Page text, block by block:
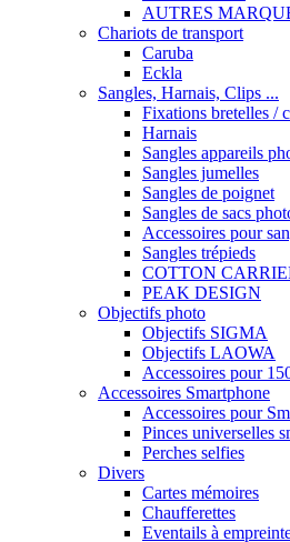
AUTRES
Chariots de transport
Caruba
Eckla
Sangles, Harnais, Clips ...
Fixations bretelles /
Harnais
Sangles appareils
Sangles jumelles
Sangles de poignet
Sangles de sacs
Accessoires pour
Sangles trépieds
COTTON
PEAK DESIGN
Objectifs photo
Objectifs SIGMA
Objectifs LAOWA
Accessoires pour
Accessoires Smartphone
Accessoires pour
Pinces universelles
Perches selfies
Divers
Cartes mémoires
Chaufferettes
Eventails à